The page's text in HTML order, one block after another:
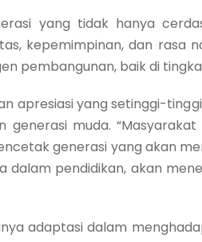
yang tidak hanya
kepemimpinan, dan rasa
pembangunan, baik di
apresiasi yang setinggi-
generasi muda.
generasi yang akan
dalam pendidikan, akan
adaptasi dalam